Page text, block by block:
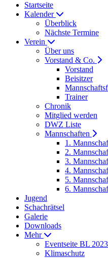
Startseite
Kalender
Überblick
Nächste Termine
Verein
Über uns
Vorstand & Co.
Vorstand
Beisitzer
Trainer
Chronik
Mitglied werden
DWZ Liste
Mannschaften
1.
2.
3.
4.
5.
6.
Jugend
Schachrätsel
Galerie
Downloads
Mehr
Eventseite BL
Klimaschutz